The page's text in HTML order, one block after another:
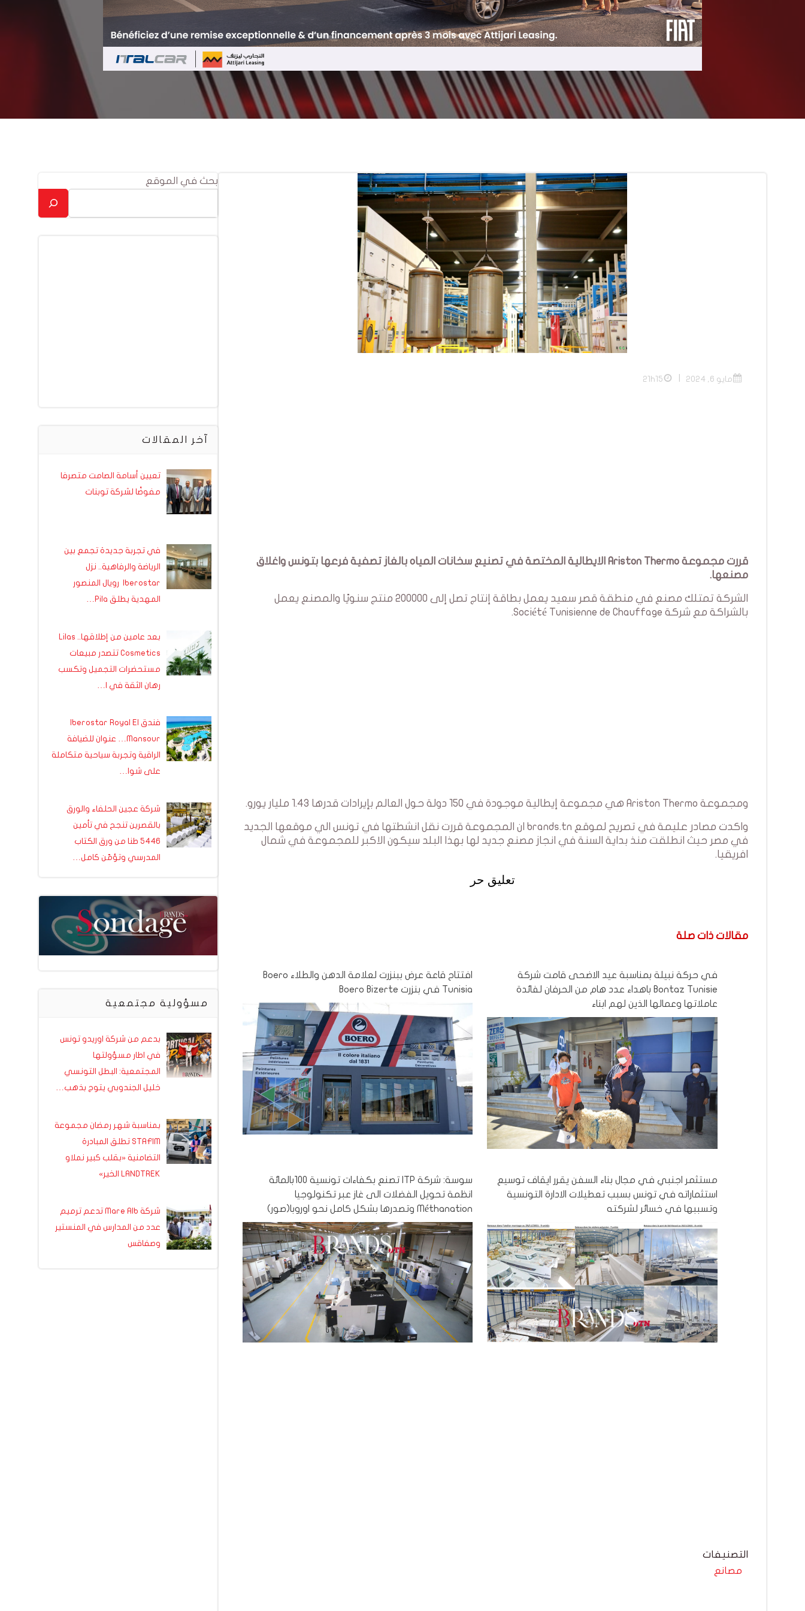
مايو 6, 2024 21h15
قررت مجموعة Ariston Thermo الايطالية المختصة في تصنيع سخانات المياه بالغاز تصفية فرعها بتونس واغلاق
مصنعها.
الشركة تمتلك مصنع في منطقة قصر سعيد يعمل بطاقة إنتاج تصل إلى 200000 منتج سنويًا والمصنع يعمل
بالشراكة مع شركة Société Tunisienne de Chauffage.
ومجموعة Ariston Thermo هي مجموعة إيطالية موجودة في 150 دولة حول العالم بإيرادات قدرها 1.43 مليار يورو.
واكدت مصادر عليمة في تصريح لموقع brands.tn ان المجموعة قررت نقل انشطتها في تونس الي موقعها الجديد
في مصر حيث انطلقت منذ بداية السنة في انجاز مصنع جديد لها بهذا البلد سيكون الاكبر للمجموعة في شمال
افريقيا.
تعليق حر
مقالات ذات صلة
في حركة نبيلة بمناسبة عيد الاضحى قامت شركة
Bontaz Tunisie باهداء عدد هام من الحرفان لفائدة
عاملاتها وعمالها الذين لهم ابناء
افتتاح قاعة عرض ببنزرت لعلامة الدهن والطلاء Boero
Tunisia في بنزرت Boero Bizerte
مستثمر اجنبي في مجال بناء السفن يقرر ايقاف توسيع
استثماراته في تونس بسبب تعطيلات الادارة التونسية
وتسببها في خسائر لشركته
سوسة: شركة ITP تصنع بكفاءات تونسية 100بالمائة
انظمة تحويل الفضلات الى غاز عبر تكنولوجيا
Méthanation وتصدرها بشكل كامل نحو اوروبا(صور)
التصنيفات
مصانع
بحث في الموقع
آخر المقالات
تعيين أسامة الصامت متصرفا
مفوضًا لشركة توبنات
في تجربة جديدة تجمع بين
الرياضة والرفاهية.. نزل
Iberostar رويال المنصور
المهدية يطلق Pila…
بعد عامين من إطلاقها.. Lilas
Cosmetics تتصدر مبيعات
مستحضرات التجميل وتكسب
رهان الثقة في ا…
فندق Iberostar Royal El
Mansour… عنوان للضيافة
الراقية وتجربة سياحية متكاملة
على شوا…
شركة عجين الحلفاء والورق
بالقصرين تنجح في تأمين
5446 طنا من ورق الكتاب
المدرسي وتؤمّن كامل…
مسؤولية مجتمعية
بدعم من شركة اوريدو تونس
في اطار مسؤولتها
المجتمعية: البطل التونسي
خليل الجندوبي يتوج بذهب…
بمناسبة شهر رمضان مجموعة
STAFIM تطلق المبادرة
التضامنية «بقلب كبير نملاو
LANDTREK الخير»
شركة Mare Alb تدعم ترميم
عدد من المدارس في المنستير
وصفاقس